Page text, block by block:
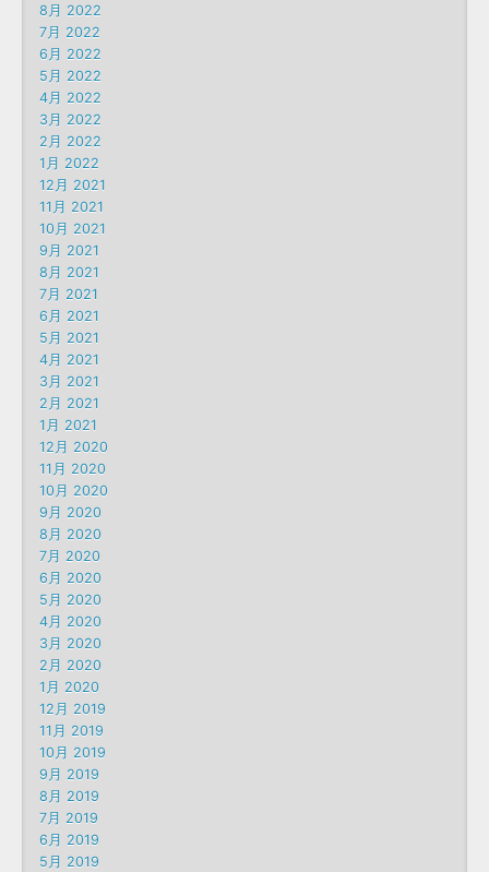
8月 2022
7月 2022
6月 2022
5月 2022
4月 2022
3月 2022
2月 2022
1月 2022
12月 2021
11月 2021
10月 2021
9月 2021
8月 2021
7月 2021
6月 2021
5月 2021
4月 2021
3月 2021
2月 2021
1月 2021
12月 2020
11月 2020
10月 2020
9月 2020
8月 2020
7月 2020
6月 2020
5月 2020
4月 2020
3月 2020
2月 2020
1月 2020
12月 2019
11月 2019
10月 2019
9月 2019
8月 2019
7月 2019
6月 2019
5月 2019